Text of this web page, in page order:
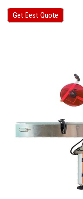
Get Best Quote